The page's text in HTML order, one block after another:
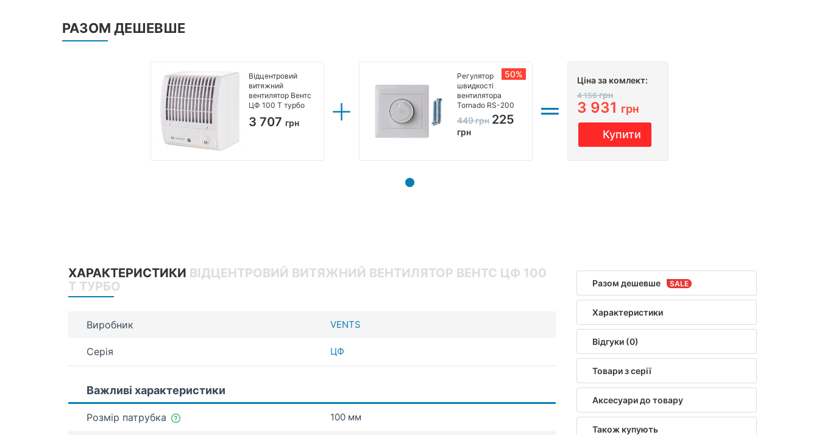
РАЗОМ ДЕШЕВШЕ
Відцентровий
витяжний
вентилятор Вентс
ЦФ 100 Т турбо
3 707 грн
50%
Регулятор
швидкості
вентилятора
Tornado RS-200
449грн 225
грн
Ціна за комлект:
4 156грн
3 931 грн
Купити
Разом дешевше
Характеристики
Відгуки (0)
Товари з серії
Аксесуари до товару
Також купують
ХАРАКТЕРИСТИКИ ВІДЦЕНТРОВИЙ ВИТЯЖНИЙ ВЕНТИЛЯТОР ВЕНТС ЦФ 100
Т ТУРБО
Виробник VENTS
Серія ЦФ
Важливі характеристики
Розмір патрубка 100 мм